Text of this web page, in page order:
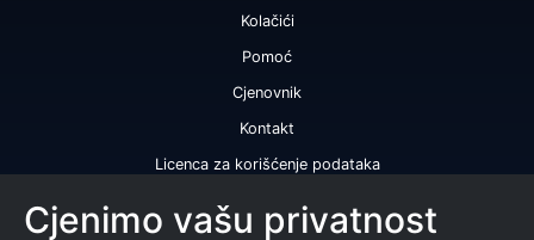
Kolačići
Pomoć
Cjenovnik
Kontakt
Licenca za korišćenje podataka
Naše usluge
Cjenimo vašu privatnost